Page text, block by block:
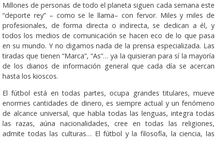
Millones de personas de todo el planeta siguen cada semana este
“deporte rey” – como se le llama– con fervor. Miles y miles de
profesionales, de forma directa o indirecta, se dedican a él, y
todos los medios de comunicación se hacen eco de lo que pasa
en su mundo. Y no digamos nada de la prensa especializada. Las
tiradas que tienen “Marca”, “As”… ya la quisieran para sí la mayoría
de los diarios de información general que cada día se acercan
hasta los kioscos.
El fútbol está en todas partes, ocupa grandes titulares, mueve
enormes cantidades de dinero, es siempre actual y un fenómeno
de alcance universal, que habla todas las lenguas, integra todas
las razas, aúna nacionalidades, cree en todas las religiones,
admite todas las culturas… El fútbol y la filosofía, la ciencia, las